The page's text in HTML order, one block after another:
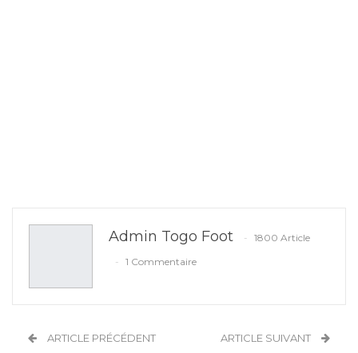
Admin Togo Foot
1800 Article
1 Commentaire
ARTICLE PRÉCÉDENT ARTICLE SUIVANT